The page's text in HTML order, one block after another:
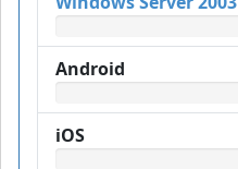
Android
iOS